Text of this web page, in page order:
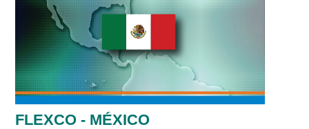
FLEXCO - MÉXICO